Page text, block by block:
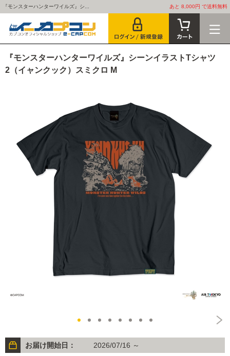
『モンスターハンターワイルズ』シ... あと 8,000円 で送料無料
『モンスターハンターワイルズ』シーンイラストTシャツ
2（イャンクック）スミクロ M
お届け開始日： 2026/07/16 ～